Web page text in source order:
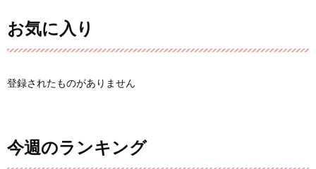
お気に入り
登録されたものがありません
今週のランキング